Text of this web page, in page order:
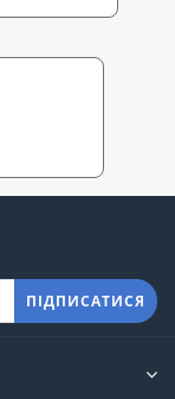
ПІДПИСАТИСЯ